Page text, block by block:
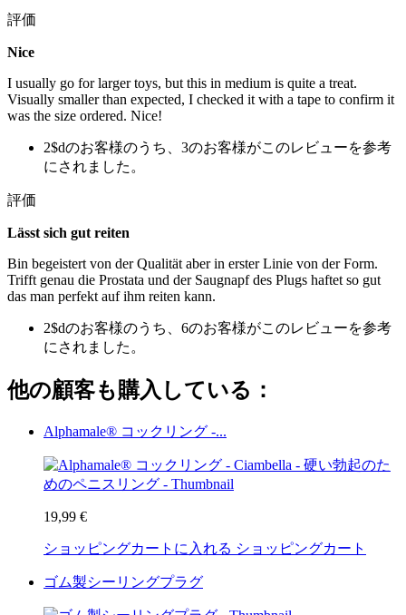
評価
Nice
I usually go for larger toys, but this in medium is quite a treat.
Visually smaller than expected, I checked it with a tape to confirm it
was the size ordered. Nice!
2$dのお客様のうち、3のお客様がこのレビューを参考
にされました。
評価
Lässt sich gut reiten
Bin begeistert von der Qualität aber in erster Linie von der Form.
Trifft genau die Prostata und der Saugnapf des Plugs haftet so gut
das man perfekt auf ihm reiten kann.
2$dのお客様のうち、6のお客様がこのレビューを参考
にされました。
他の顧客も購入している：
Alphamale® コックリング -...
19,99 €
ショッピングカートに入れる ショッピングカート
ゴム製シーリングプラグ